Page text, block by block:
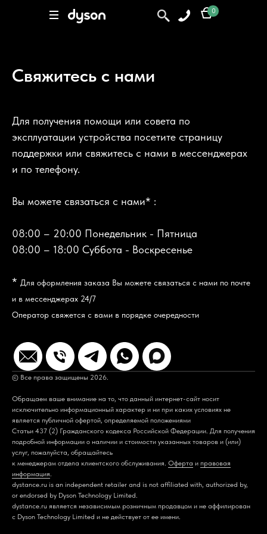
0
0
Свяжитесь с нами
Для получения помощи или совета по
эксплуатации устройства посетите страницу
поддержки или свяжитесь с нами в мессенджерах
и по телефону.
Вы можете связаться с нами* :
08:00 – 20:00 Понедельник - Пятница
08:00 – 18:00 Суббота - Воскресенье
* Для оформления заказа Вы можете связаться с нами по почте
и в мессенджерах 24/7
Оператор свяжется с вами в порядке очередности
© Все права защищены 2026.
Обращаем ваше внимание на то, что данный интернет-сайт носит
исключительно информационный характер и ни при каких условиях не
является публичной офертой, определяемой положениями
Статьи 437 (2) Гражданского кодекса Российской Федерации. Для получения
подробной информации о наличии и стоимости указанных товаров и (или)
услуг, пожалуйста, обращайтесь
к менеджерам отдела клиентского обслуживания. Оферта и правовая
информация.
dystance.ru is an independent retailer and is not affiliated with, authorized by,
or endorsed by Dyson Technology Limited.
dystance.ru является независимым розничным продавцом и не аффилирован
с Dyson Technology Limited и не действует от ее имени.